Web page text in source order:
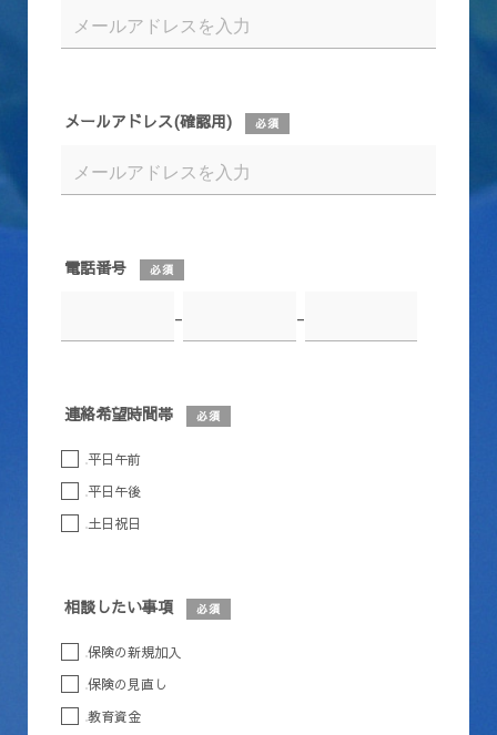
メールアドレス(確認用) 必須
電話番号 必須
- -
連絡希望時間帯 必須
平日午前
平日午後
土日祝日
相談したい事項 必須
保険の新規加入
保険の見直し
教育資金